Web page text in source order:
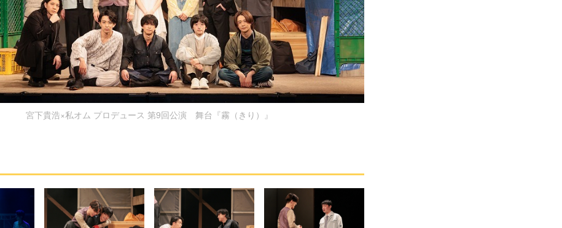
宮下貴浩×私オム プロデュース 第9回公演 舞台『霧（きり）』